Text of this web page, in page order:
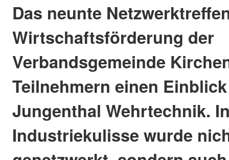
Das neunte
Wirtschaftsförderung der
Verbandsgemeinde
Teilnehmern einen
Jungenthal Wehrtechnik.
Industriekulisse wurde